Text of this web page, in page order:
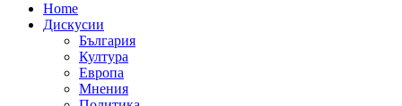
Home
Дискусии
България
Култура
Европа
Мнения